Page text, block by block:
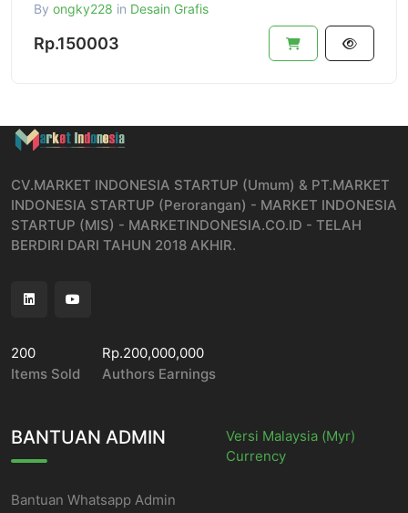
By ongky228 in Desain Grafis
Rp.150003
CV.MARKET INDONESIA STARTUP (Umum) & PT.MARKET
INDONESIA STARTUP (Perorangan) - MARKET INDONESIA
STARTUP (MIS) - MARKETINDONESIA.CO.ID - TELAH
BERDIRI DARI TAHUN 2018 AKHIR.
200
Items Sold
Rp.200,000,000
Authors Earnings
BANTUAN ADMIN
Bantuan Whatsapp Admin
Versi Malaysia (Myr)
Currency